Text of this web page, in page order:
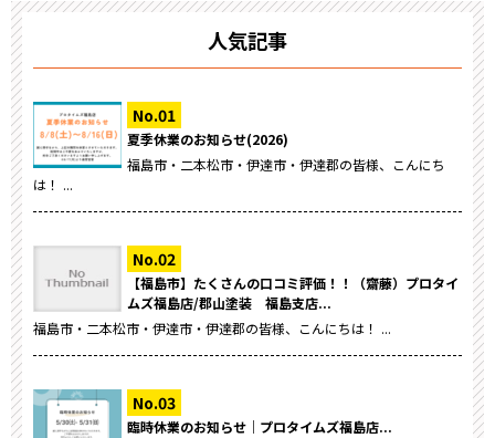
人気記事
夏季休業のお知らせ(2026)
福島市・二本松市・伊達市・伊達郡の皆様、こんにち
は！ ...
【福島市】たくさんの口コミ評価！！（齋藤）プロタイ
ムズ福島店/郡山塗装 福島支店...
福島市・二本松市・伊達市・伊達郡の皆様、こんにちは！ ...
臨時休業のお知らせ｜プロタイムズ福島店...